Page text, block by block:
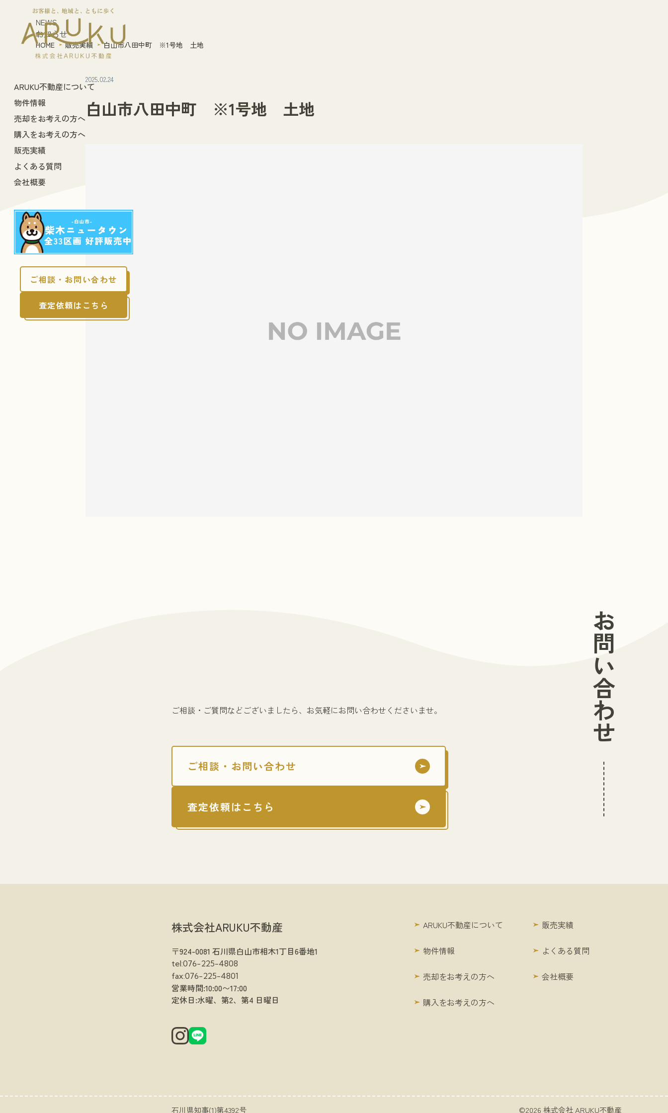
ARUKU不動産について
物件情報
売却をお考えの方へ
購入をお考えの方へ
販売実績
よくある質問
会社概要
ご相談・お問い合わせ
査定依頼はこちら
NEWS
お知らせ
HOME 販売実績 白山市八田中町 ※1号地 土地
2025.02.24
白山市八田中町 ※1号地 土地
お問い合わせ
ご相談・ご質問などございましたら、お気軽にお問い合わせくださいませ。
ご相談・お問い合わせ
査定依頼はこちら
株式会社ARUKU不動産
〒924-0081 石川県白山市相木1丁目6番地1
tel:076-225-4808
fax:076-225-4801
営業時間:10:00〜17:00
定休日:水曜、第2、第4 日曜日
ARUKU不動産について 販売実績
物件情報 よくある質問
売却をお考えの方へ 会社概要
購入をお考えの方へ
石川県知事(1)第4392号 ©2026 株式会社 ARUKU不動産